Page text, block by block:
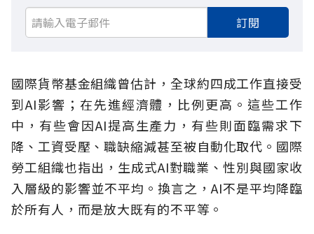
訂閱
國際貨幣基金組織曾估計，全球約四成工作直接受
到AI影響；在先進經濟體，比例更高。這些工作
中，有些會因AI提高生產力，有些則面臨需求下
降、工資受壓、職缺縮減甚至被自動化取代。國際
勞工組織也指出，生成式AI對職業、性別與國家收
入層級的影響並不平均。換言之，AI不是平均降臨
於所有人，而是放大既有的不平等。